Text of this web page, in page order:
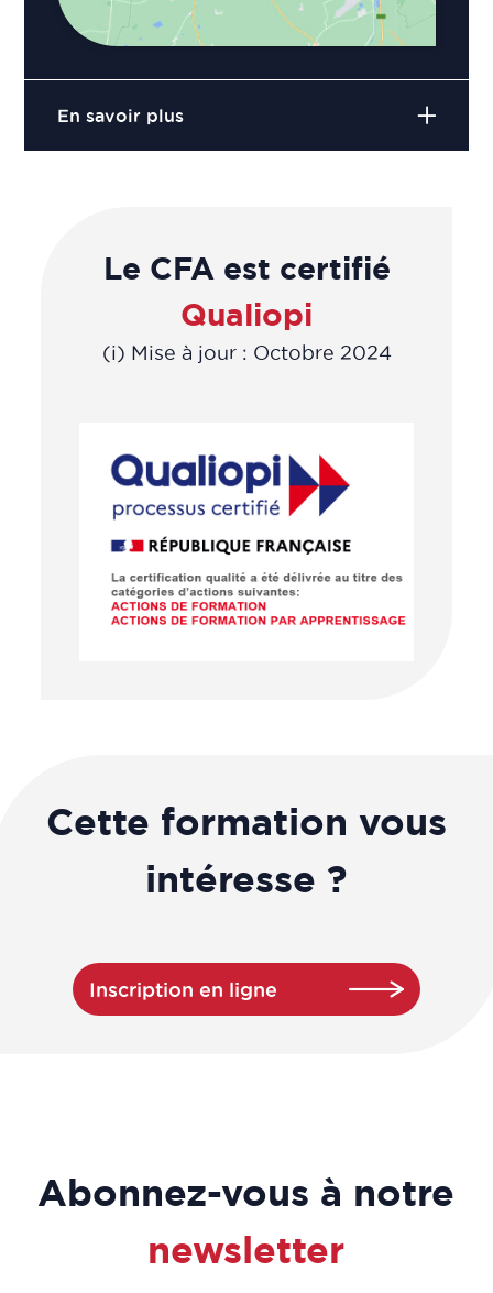
En savoir plus
Le CFA est certifié
Qualiopi
(i) Mise à jour : Octobre 2024
Cette formation vous
intéresse ?
Inscription en ligne
Abonnez-vous à notre
newsletter